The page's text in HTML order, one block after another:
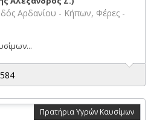
Αρδανίου - Κήπων, Φέρες -
Πρατήρια Υγρών Καυσίμων